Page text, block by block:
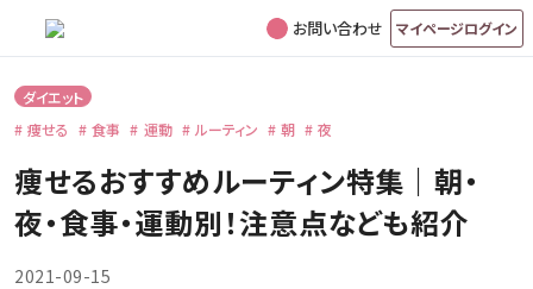
お問い合わせ マイページログイン
ダイエット
痩せる
食事 運動 ルーティン 朝 夜
痩せるおすすめルーティン特集｜朝・
夜・食事・運動別！注意点なども紹介
2021-09-15